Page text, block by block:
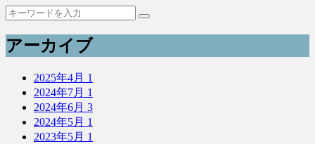
アーカイブ
2025年4月 1
2024年7月 1
2024年6月 3
2024年5月 1
2023年5月 1